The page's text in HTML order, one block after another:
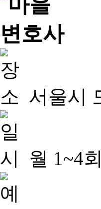
서울시
월 1~4회